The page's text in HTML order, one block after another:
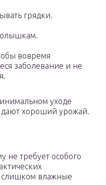
грядки.
вовремя
заболевание и не
уходе
дают хороший урожай.
не требует особого
влажные